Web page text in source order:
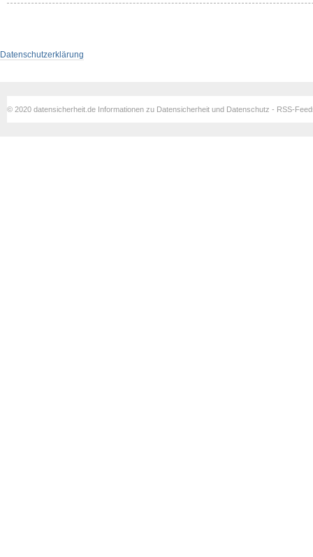
Datenschutzerklärung
© 2020 datensicherheit.de Informationen zu Datensicherheit und Datenschutz - RSS-